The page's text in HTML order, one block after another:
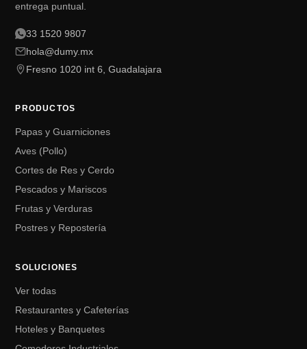
entrega puntual.
33 1520 9807
hola@dumy.mx
Fresno 1020 int 6, Guadalajara
PRODUCTOS
Papas y Guarniciones
Aves (Pollo)
Cortes de Res y Cerdo
Pescados y Mariscos
Frutas y Verduras
Postres y Repostería
SOLUCIONES
Ver todas
Restaurantes y Cafeterías
Hoteles y Banquetes